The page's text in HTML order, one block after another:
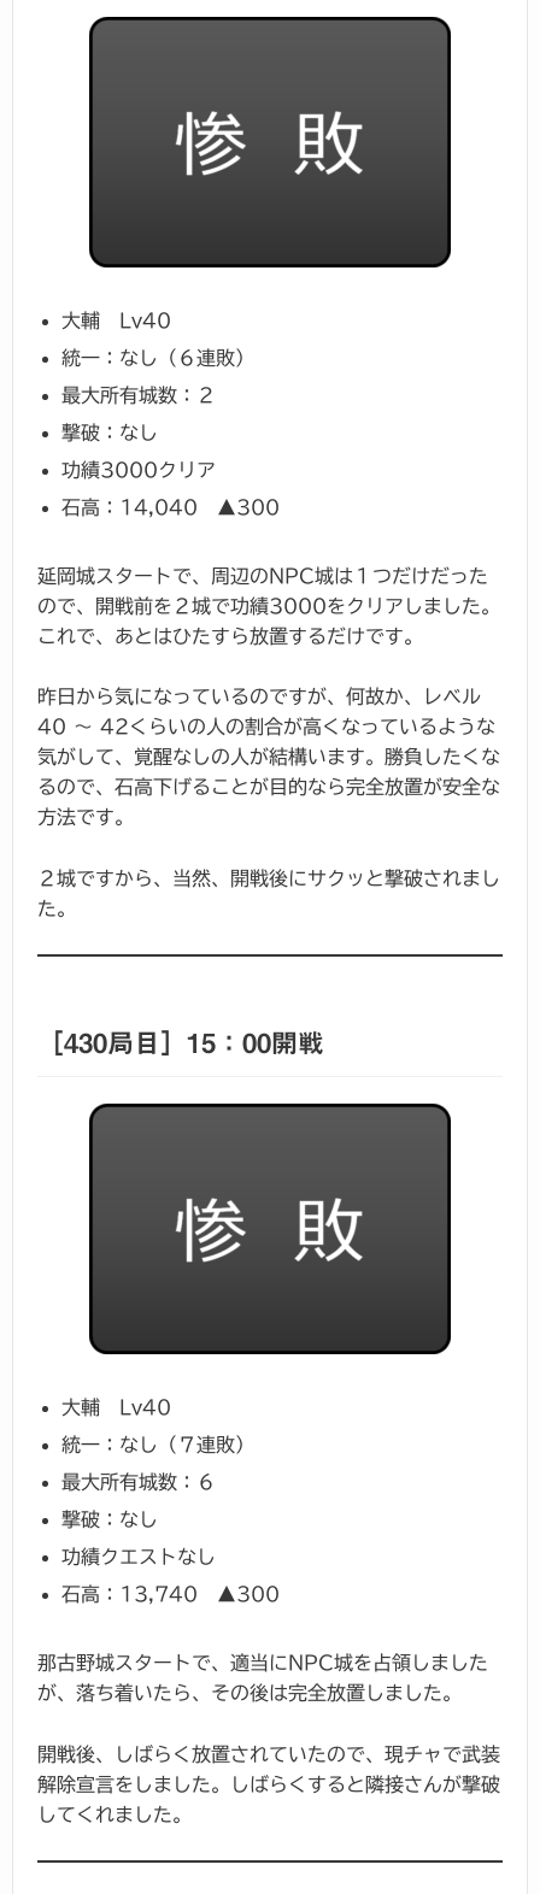
大輔 Lv40
統一：なし（６連敗）
最大所有城数：２
撃破：なし
功績3000クリア
石高：14,040 ▲300
延岡城スタートで、周辺のNPC城は１つだけだった
ので、開戦前を２城で功績3000をクリアしました。
これで、あとはひたすら放置するだけです。
昨日から気になっているのですが、何故か、レベル
40 ～ 42くらいの人の割合が高くなっているような
気がして、覚醒なしの人が結構います。勝負したくな
るので、石高下げることが目的なら完全放置が安全な
方法です。
２城ですから、当然、開戦後にサクッと撃破されまし
た。
［430局目］15：00開戦
大輔 Lv40
統一：なし（７連敗）
最大所有城数：６
撃破：なし
功績クエストなし
石高：13,740 ▲300
那古野城スタートで、適当にNPC城を占領しました
が、落ち着いたら、その後は完全放置しました。
開戦後、しばらく放置されていたので、現チャで武装
解除宣言をしました。しばらくすると隣接さんが撃破
してくれました。